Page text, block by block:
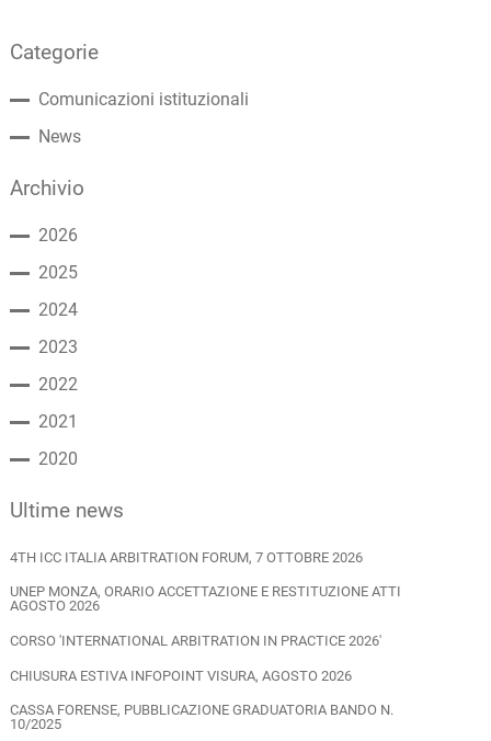
Categorie
Comunicazioni istituzionali
News
Archivio
2026
2025
2024
2023
2022
2021
2020
Ultime news
4TH ICC ITALIA ARBITRATION FORUM, 7 OTTOBRE 2026
UNEP MONZA, ORARIO ACCETTAZIONE E RESTITUZIONE ATTI
AGOSTO 2026
CORSO 'INTERNATIONAL ARBITRATION IN PRACTICE 2026'
CHIUSURA ESTIVA INFOPOINT VISURA, AGOSTO 2026
CASSA FORENSE, PUBBLICAZIONE GRADUATORIA BANDO N.
10/2025